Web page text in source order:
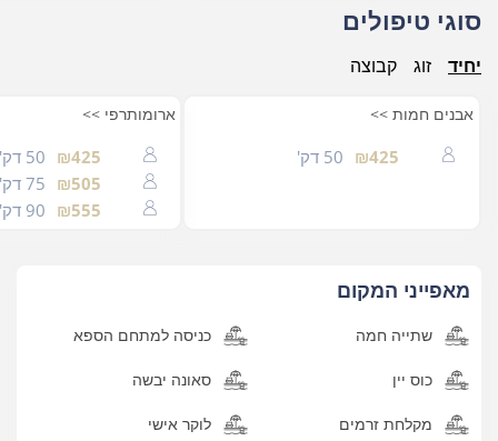
סוגי טיפולים
יחיד זוג קבוצה
אבנים חמות >>
₪425 50 דק'
ארומותרפי >>
₪425 50 דק'
₪505 75 דק'
₪555 90 דק'
מאפייני המקום
שתייה חמה כניסה למתחם הספא
כוס יין סאונה יבשה
מקלחת זרמים לוקר אישי